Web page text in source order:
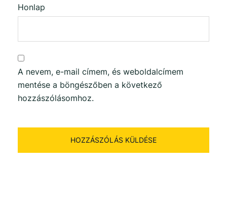
Honlap
A nevem, e-mail címem, és weboldalcímem
mentése a böngészőben a következő
hozzászólásomhoz.